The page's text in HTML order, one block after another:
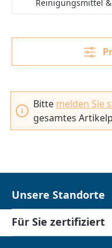
Reinigungsmittel
Bitte melden Sie
gesamtes
Unsere Standorte
Für Sie zertifiziert